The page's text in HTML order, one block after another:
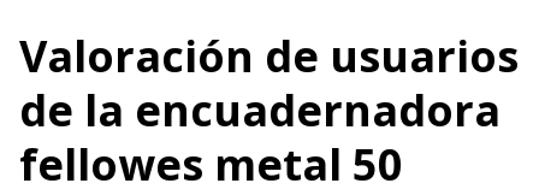
Valoración de usuarios
de la encuadernadora
fellowes metal 50